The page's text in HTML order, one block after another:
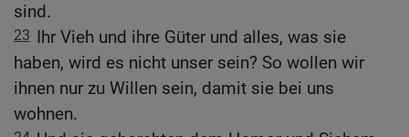
sind.
23 Ihr Vieh und ihre Güter und alles, was sie
haben, wird es nicht unser sein? So wollen wir
ihnen nur zu Willen sein, damit sie bei uns
wohnen.